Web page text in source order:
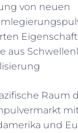
von neuen
aus
Raum
und